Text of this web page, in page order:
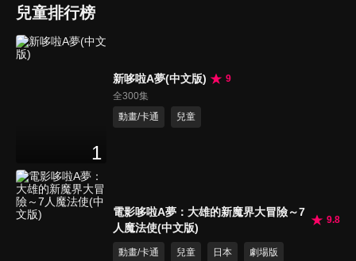
兒童排行榜
1
新哆啦A夢(中文版)
9
全300集
動畫/卡通
兒童
電影哆啦A夢：大雄的新魔界大冒險～7
人魔法使(中文版)
9.8
動畫/卡通 兒童 日本 劇場版